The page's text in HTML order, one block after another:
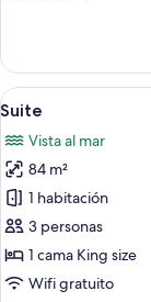
torre
Ver
todas
las
fotos
de
Suite
8
Suite
Vista al mar
84 m²
1 habitación
3 personas
1 cama King size
Wifi gratuito